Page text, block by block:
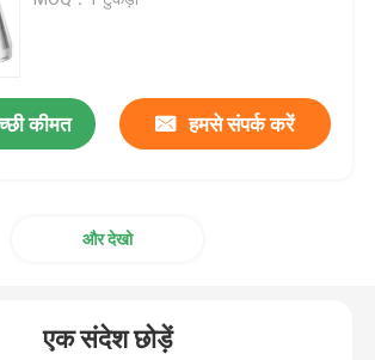
Transducer
ट्रांसड्यूसर
कीमत हमसे संपर्क करें
और देखो
एक संदेश छोड़ें